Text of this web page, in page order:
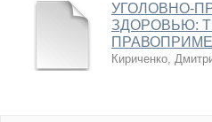
УГОЛОВНО-
ЗДОРОВЬЮ:
Кириченко,